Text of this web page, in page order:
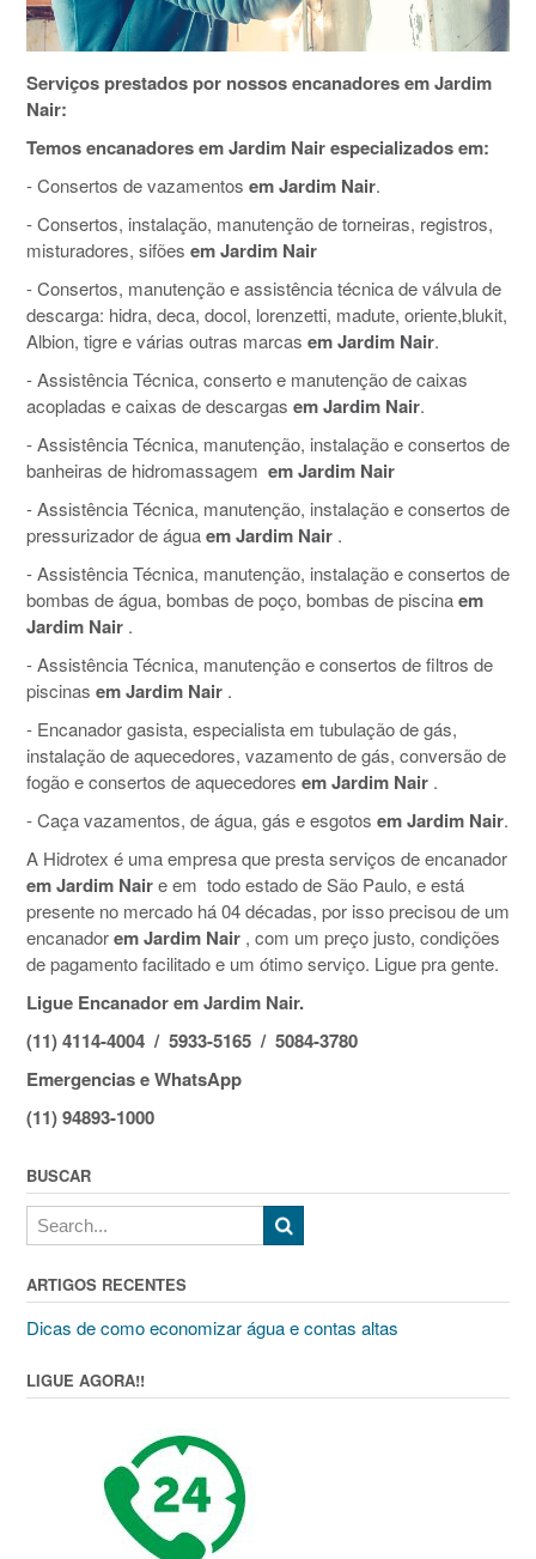
Serviços prestados por nossos encanadores em Jardim
Nair:
Temos encanadores em Jardim Nair especializados em:
- Consertos de vazamentos em Jardim Nair.
- Consertos, instalação, manutenção de torneiras, registros,
misturadores, sifões em Jardim Nair
- Consertos, manutenção e assistência técnica de válvula de
descarga: hidra, deca, docol, lorenzetti, madute, oriente,blukit,
Albion, tigre e várias outras marcas em Jardim Nair.
- Assistência Técnica, conserto e manutenção de caixas
acopladas e caixas de descargas em Jardim Nair.
- Assistência Técnica, manutenção, instalação e consertos de
banheiras de hidromassagem em Jardim Nair
- Assistência Técnica, manutenção, instalação e consertos de
pressurizador de águaem Jardim Nair .
- Assistência Técnica, manutenção, instalação e consertos de
bombas de água, bombas de poço, bombas de piscinaem
Jardim Nair .
- Assistência Técnica, manutenção e consertos de filtros de
piscinas em Jardim Nair .
- Encanador gasista, especialista em tubulação de gás,
instalação de aquecedores, vazamento de gás, conversão de
fogão e consertos de aquecedores em Jardim Nair .
- Caça vazamentos, de água, gás e esgotos em Jardim Nair.
A Hidrotex é uma empresa que presta serviços de encanador
em Jardim Naire em todo estado de São Paulo, e está
presente no mercado há 04 décadas, por isso precisou de um
encanadorem Jardim Nair , com um preço justo, condições
de pagamento facilitado e um ótimo serviço. Ligue pra gente.
Ligue Encanador em Jardim Nair.
(11) 4114-4004 / 5933-5165 / 5084-3780
Emergencias e WhatsApp
(11) 94893-1000
BUSCAR
ARTIGOS RECENTES
Dicas de como economizar água e contas altas
LIGUE AGORA!!